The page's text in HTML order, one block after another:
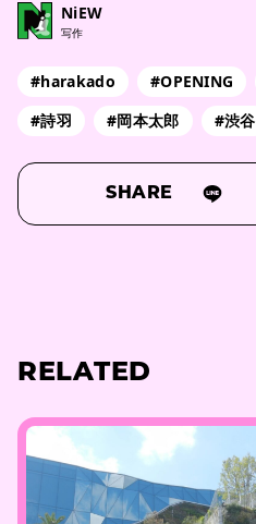
NiEW
写作
#harakado #OPENING
#詩羽
#岡本太郎 #渋谷
SHARE
RELATED